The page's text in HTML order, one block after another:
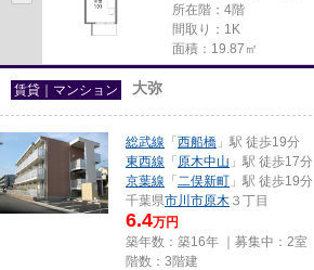
所在階：4階
間取り：1K
面積：19.87㎡
賃貸｜マンション 大弥
総武線 「 西船橋 」駅 徒歩19分
東西線 「 原木中山 」駅 徒歩17分
京葉線 「 二俣新町 」駅 徒歩19分
千葉県市川市原木 ３丁目
6.4万円
築年数：築16年 ｜募集中： 2室
階数：3階建